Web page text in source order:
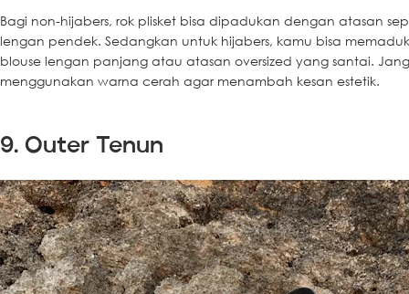
Bagi non-hijabers, rok plisket bisa dipadukan dengan atasan
lengan pendek. Sedangkan untuk hijabers, kamu bisa
blouse lengan panjang atau atasan oversized yang santai.
menggunakan warna cerah agar menambah kesan estetik.
9. Outer Tenun